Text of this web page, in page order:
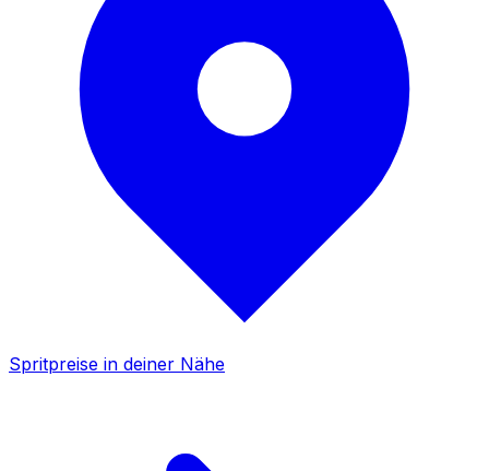
Spritpreise in deiner Nähe